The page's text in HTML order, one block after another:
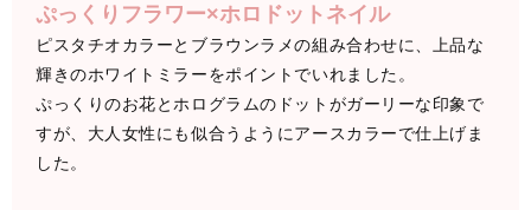
ぷっくりフラワー×ホロドットネイル
ピスタチオカラーとブラウンラメの組み合わせに、上品な
輝きのホワイトミラーをポイントでいれました。
ぷっくりのお花とホログラムのドットがガーリーな印象で
すが、大人女性にも似合うようにアースカラーで仕上げま
した。